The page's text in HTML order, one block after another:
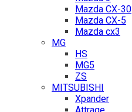
Mazda CX-30
Mazda CX-5
Mazda cx3
MG
HS
MG5
ZS
MITSUBISHI
Xpander
Attrage